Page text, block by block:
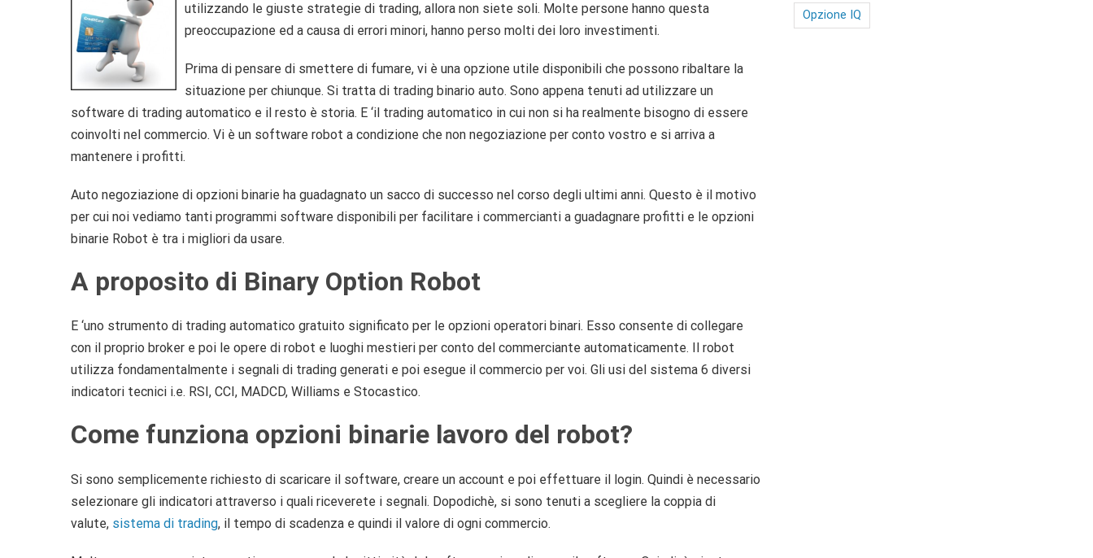
utilizzando le giuste strategie di trading, allora non siete soli. Molte persone hanno questa
preoccupazione ed a causa di errori minori, hanno perso molti dei loro investimenti.
Prima di pensare di smettere di fumare, vi è una opzione utile disponibili che possono ribaltare la
situazione per chiunque. Si tratta di trading binario auto. Sono appena tenuti ad utilizzare un
software di trading automatico e il resto è storia. E ‘il trading automatico in cui non si ha realmente bisogno di essere
coinvolti nel commercio. Vi è un software robot a condizione che non negoziazione per conto vostro e si arriva a
mantenere i profitti.
Auto negoziazione di opzioni binarie ha guadagnato un sacco di successo nel corso degli ultimi anni. Questo è il motivo
per cui noi vediamo tanti programmi software disponibili per facilitare i commercianti a guadagnare profitti e le opzioni
binarie Robot è tra i migliori da usare.
A proposito di Binary Option Robot
E ‘uno strumento di trading automatico gratuito significato per le opzioni operatori binari. Esso consente di collegare
con il proprio broker e poi le opere di robot e luoghi mestieri per conto del commerciante automaticamente. Il robot
utilizza fondamentalmente i segnali di trading generati e poi esegue il commercio per voi. Gli usi del sistema 6 diversi
indicatori tecnici i.e. RSI, CCI, MADCD, Williams e Stocastico.
Come funziona opzioni binarie lavoro del robot?
Si sono semplicemente richiesto di scaricare il software, creare un account e poi effettuare il login. Quindi è necessario
selezionare gli indicatori attraverso i quali riceverete i segnali. Dopodichè, si sono tenuti a scegliere la coppia di
valute, sistema di trading, il tempo di scadenza e quindi il valore di ogni commercio.
Opzione IQ